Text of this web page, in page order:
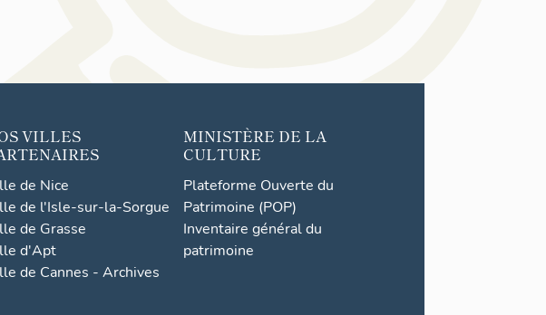
VILLES
de Nice
de l'Isle-sur-la-Sorgue
de Grasse
d'Apt
de Cannes - Archives
MINISTÈRE DE LA
CULTURE
Plateforme Ouverte du
Patrimoine (POP)
Inventaire général du
patrimoine